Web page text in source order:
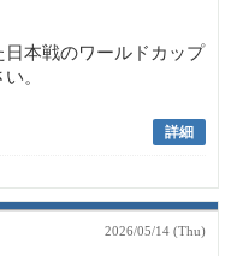
本戦のワールドカップ
。
詳細
2026/05/14 (Thu)